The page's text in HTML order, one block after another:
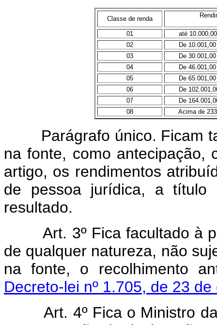
Classe de renda
01
até 10.000,00
02
De 10.001,00
03
De 30.001,00
04
De 46.001,00
05
De 65.001,00
06
De 102.001,00
07
De 164.001,00
08
Acima de
Parágrafo único. Ficam
na fonte, como antecipação,
artigo, os rendimentos
de pessoa jurídica, a título
resultado.
Art. 3º Fica facultado à
de qualquer natureza, não
na fonte, o recolhimento
Decreto-lei nº 1.705, de 23
Art. 4º Fica o Ministro da